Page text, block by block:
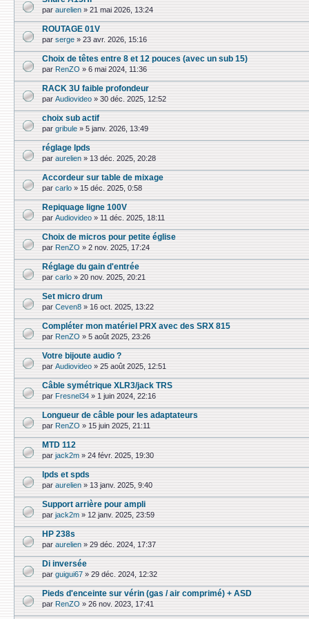
par aurelien » 21 mai 2026, 13:24
ROUTAGE 01V
par serge » 23 avr. 2026, 15:16
Choix de têtes entre 8 et 12 pouces (avec un sub 15)
par RenZO » 6 mai 2024, 11:36
RACK 3U faible profondeur
par Audiovideo » 30 déc. 2025, 12:52
choix sub actif
par gribule » 5 janv. 2026, 13:49
réglage lpds
par aurelien » 13 déc. 2025, 20:28
Accordeur sur table de mixage
par carlo » 15 déc. 2025, 0:58
Repiquage ligne 100V
par Audiovideo » 11 déc. 2025, 18:11
Choix de micros pour petite église
par RenZO » 2 nov. 2025, 17:24
Réglage du gain d'entrée
par carlo » 20 nov. 2025, 20:21
Set micro drum
par Ceven8 » 16 oct. 2025, 13:22
Compléter mon matériel PRX avec des SRX 815
par RenZO » 5 août 2025, 23:26
Votre bijoute audio ?
par Audiovideo » 25 août 2025, 12:51
Câble symétrique XLR3/jack TRS
par Fresnel34 » 1 juin 2024, 22:16
Longueur de câble pour les adaptateurs
par RenZO » 15 juin 2025, 21:11
MTD 112
par jack2m » 24 févr. 2025, 19:30
lpds et spds
par aurelien » 13 janv. 2025, 9:40
Support arrière pour ampli
par jack2m » 12 janv. 2025, 23:59
HP 238s
par aurelien » 29 déc. 2024, 17:37
Di inversée
par guigui67 » 29 déc. 2024, 12:32
Pieds d'enceinte sur vérin (gas / air comprimé) + ASD
par RenZO » 26 nov. 2023, 17:41